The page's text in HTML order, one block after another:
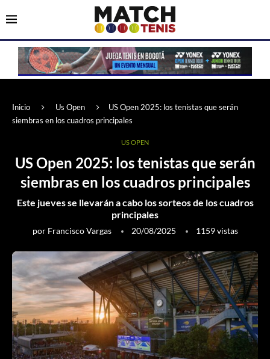
Inicio Us Open
US Open 2025: los tenistas que serán
siembras en los cuadros principales
US OPEN
US Open 2025: los tenistas que serán
siembras en los cuadros principales
Este jueves se llevarán a cabo los sorteos de los cuadros
principales
por Francisco Vargas 20/08/2025 1159vistas